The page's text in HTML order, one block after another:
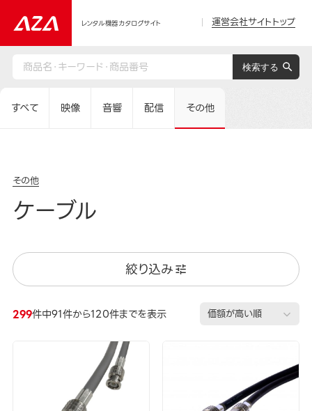
レンタル機器カタログサイト 運営会社サイトトップ
すべて 映像 音響 配信 その他
その他
ケーブル
絞り込み
299件中91件から120件までを表示